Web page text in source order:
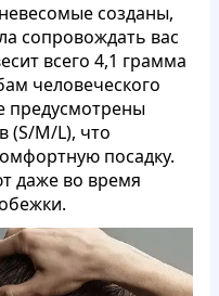
созданы,
сопровождать вас
всего 4,1 грамма
человеческого
предусмотрены
M/L), что
посадку.
даже во время